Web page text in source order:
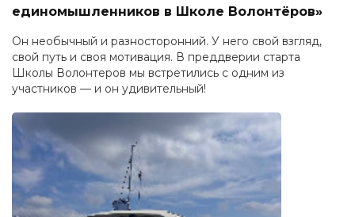
единомышленников в Школе Волонтёров»
Он необычный и разносторонний. У него свой взгляд,
свой путь и своя мотивация. В преддверии старта
Школы Волонтеров мы встретились с одним из
участников — и он удивительный!